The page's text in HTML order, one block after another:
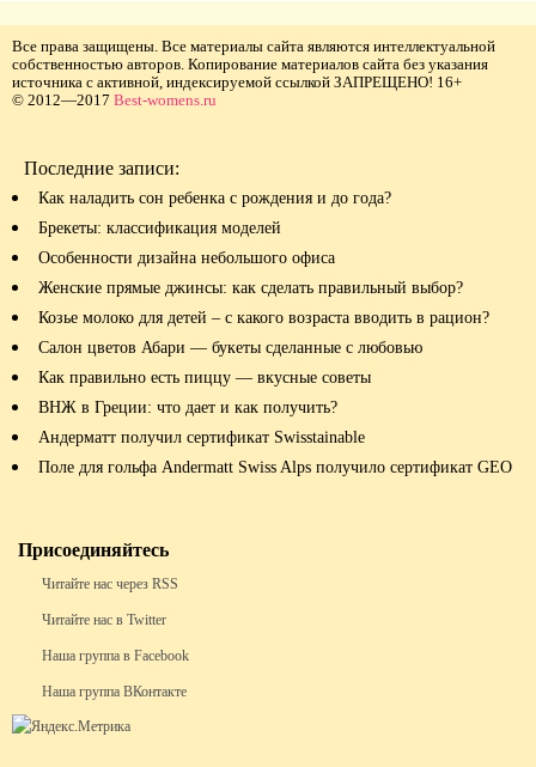
Все права защищены. Все материалы сайта являются интеллектуальной
собственностью авторов. Копирование материалов сайта без указания
источника с активной, индексируемой ссылкой ЗАПРЕЩЕНО! 16+
© 2012—2017 Best-womens.ru
Последние записи:
Как наладить сон ребенка с рождения и до года?
Брекеты: классификация моделей
Особенности дизайна небольшого офиса
Женские прямые джинсы: как сделать правильный выбор?
Козье молоко для детей – с какого возраста вводить в рацион?
Салон цветов Абари — букеты сделанные с любовью
Как правильно есть пиццу — вкусные советы
ВНЖ в Греции: что дает и как получить?
Андерматт получил сертификат Swisstainable
Поле для гольфа Andermatt Swiss Alps получило сертификат GEO
Присоединяйтесь
Читайте нас через RSS
Читайте нас в Twitter
Наша группа в Facebook
Наша группа ВКонтакте